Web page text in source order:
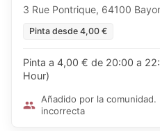
3 Rue Pontrique, 64100
Pinta desde 4,00 €
Pinta a 4,00 € de 20:00 a
Hour)
Añadido por la
incorrecta